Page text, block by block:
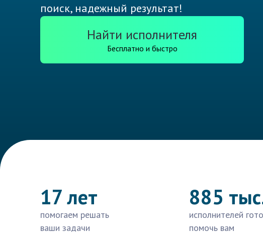
поиск, надежный результат!
Найти исполнителя
Бесплатно и быстро
17 лет
помогаем решать
ваши задачи
885
исполнителей
помочь вам